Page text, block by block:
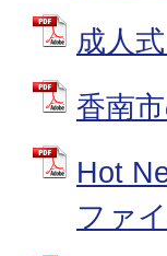
成人
香南
Hot
ファ